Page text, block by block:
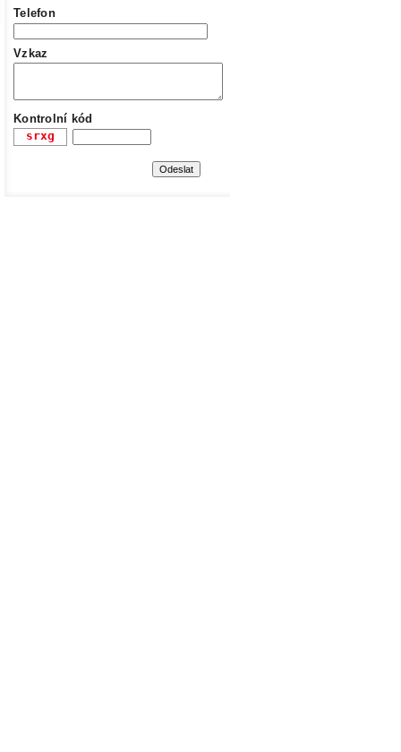
Telefon
Vzkaz
Kontrolní kód